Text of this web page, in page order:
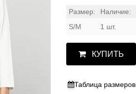
Размер: Наличие:
S/M
1 шт.
КУПИТЬ
Таблица размеров